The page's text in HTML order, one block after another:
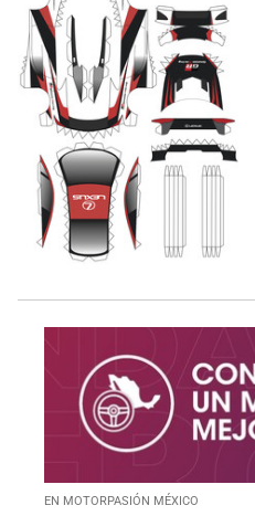
EN MOTORPASIÓN MÉXICO